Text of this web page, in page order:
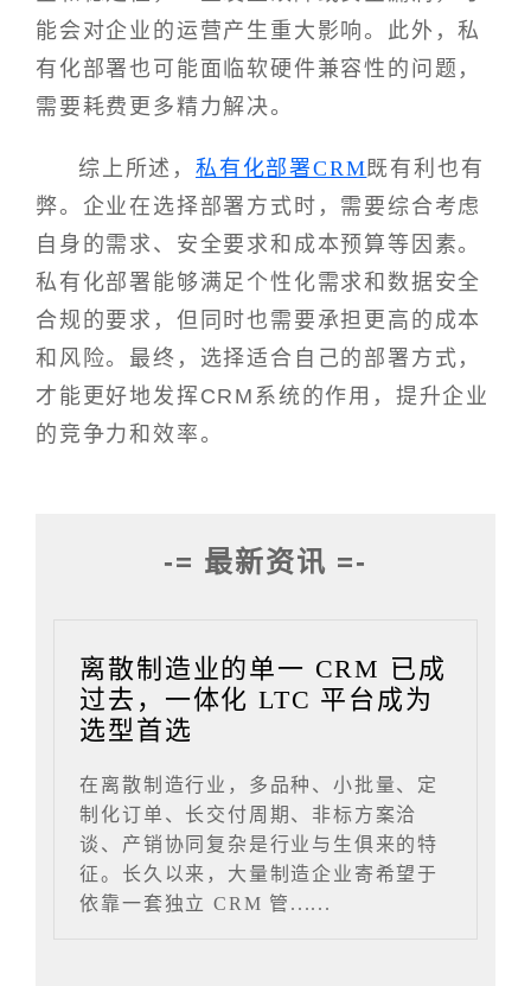
能会对企业的运营产生重大影响。此外，私
有化部署也可能面临软硬件兼容性的问题，
需要耗费更多精力解决。
综上所述， 私有化部署CRM 既有利也有
弊。企业在选择部署方式时，需要综合考虑
自身的需求、安全要求和成本预算等因素。
私有化部署能够满足个性化需求和数据安全
合规的要求，但同时也需要承担更高的成本
和风险。最终，选择适合自己的部署方式，
才能更好地发挥CRM系统的作用，提升企业
的竞争力和效率。
-= 最新资讯 =-
离散制造业的单一 CRM 已成
过去，一体化 LTC 平台成为
选型首选
在离散制造行业，多品种、小批量、定
制化订单、长交付周期、非标方案洽
谈、产销协同复杂是行业与生俱来的特
征。长久以来，大量制造企业寄希望于
依靠一套独立 CRM 管......